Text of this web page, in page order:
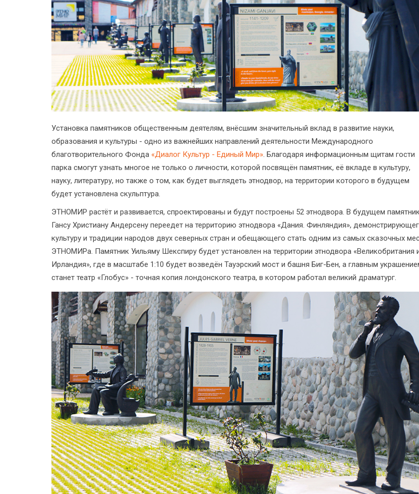
Установка памятников общественным деятелям, внёсшим значительный вклад в развитие науки,
образования и культуры - одно из важнейших направлений деятельности Международного
благотворительного Фонда «Диалог Культур - Единый Мир». Благодаря информационным щитам гости
парка смогут узнать многое не только о личности, которой посвящён памятник, её вкладе в культуру,
науку, литературу, но также о том, как будет выглядеть этнодвор, на территории которого в будущем
будет установлена скульптура.
ЭТНОМИР растёт и развивается, спроектированы и будут построены 52 этнодвора. В будущем
Гансу Христиану Андерсену переедет на территорию этнодвора «Дания. Финляндия»,
культуру и традиции народов двух северных стран и обещающего стать одним из самых сказочных
ЭТНОМИРа. Памятник Уильяму Шекспиру будет установлен на территории этнодвора «Великобритания
Ирландия», где в масштабе 1:10 будет возведён Тауэрский мост и башня Биг-Бен, а главным
станет театр «Глобус» - точная копия лондонского театра, в котором работал великий драматург.